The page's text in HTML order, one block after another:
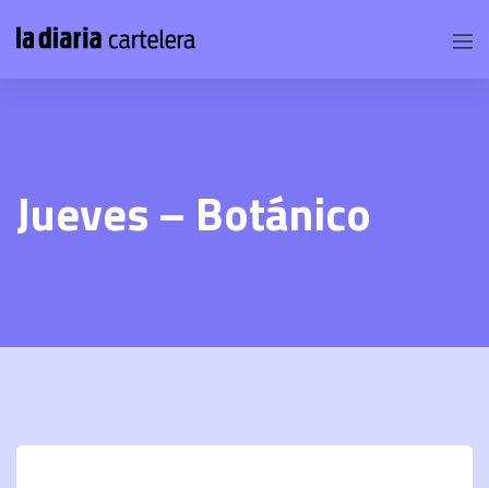
Jueves – Botánico